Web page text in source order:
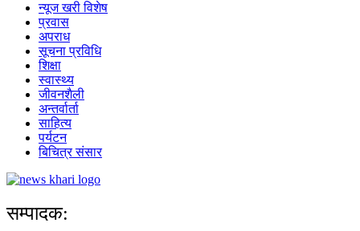
न्यूज खरी विशेष
प्रवास
अपराध
सूचना प्रविधि
शिक्षा
स्वास्थ्य
जीवनशैली
अन्तर्वार्ता
साहित्य
पर्यटन
बिचित्र संसार
सम्पादक: